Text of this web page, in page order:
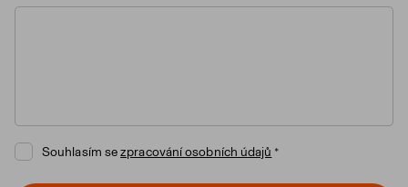
Souhlasím sezpracování osobních údajů